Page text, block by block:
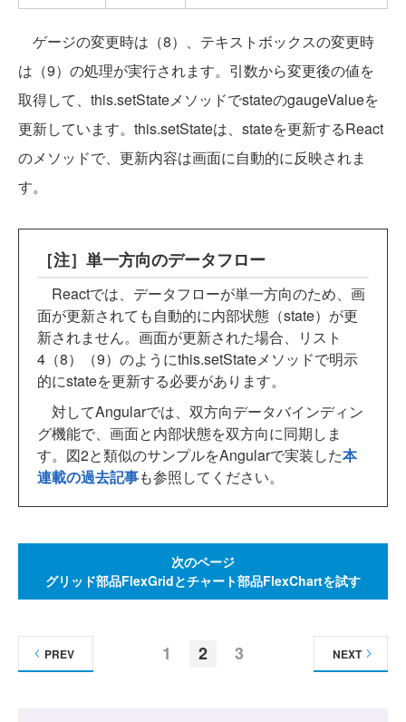
ゲージの変更時は（8）、テキストボックスの変更時
は（9）の処理が実行されます。引数から変更後の値を
取得して、this.setStateメソッドでstateのgaugeValueを
更新しています。this.setStateは、stateを更新するReact
のメソッドで、更新内容は画面に自動的に反映されま
す。
［注］単一方向のデータフロー
Reactでは、データフローが単一方向のため、画
面が更新されても自動的に内部状態（state）が更
新されません。画面が更新された場合、リスト
4（8）（9）のようにthis.setStateメソッドで明示
的にstateを更新する必要があります。
対してAngularでは、双方向データバインディン
グ機能で、画面と内部状態を双方向に同期しま
す。図2と類似のサンプルをAngularで実装した本
連載の過去記事も参照してください。
次のページ
グリッド部品FlexGridとチャート部品FlexChartを試す
1 2 3
PREV NEXT